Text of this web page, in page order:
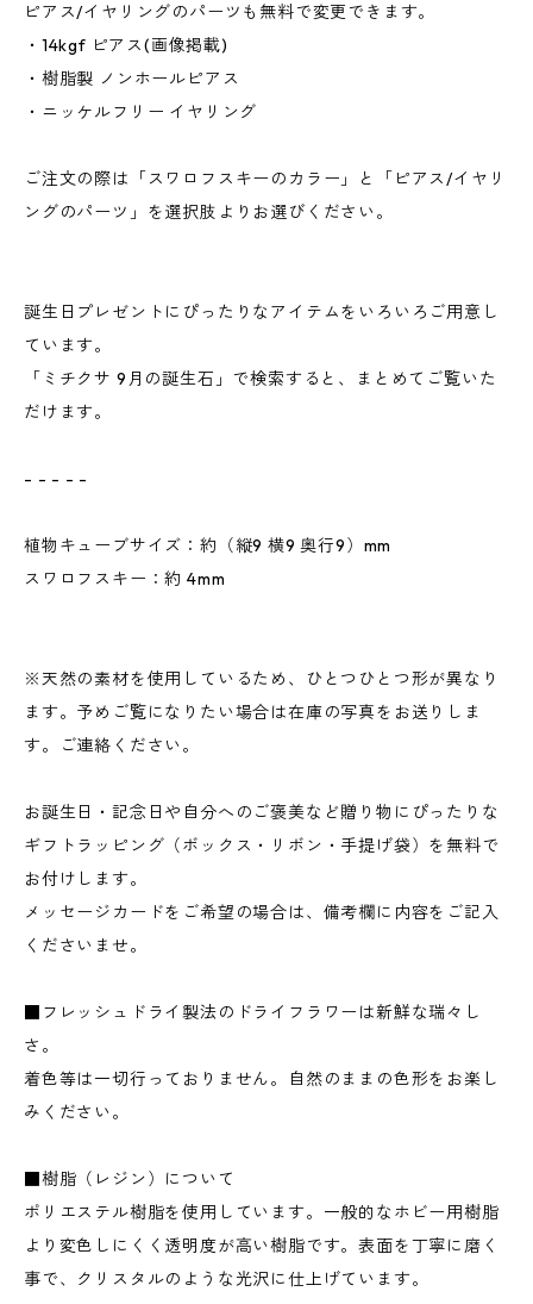
ピアス/イヤリングのパーツも無料で変更できます。
・14kgf ピアス(画像掲載)
・樹脂製 ノンホールピアス
・ニッケルフリー イヤリング
ご注文の際は「スワロフスキーのカラー」と「ピアス/イヤリ
ングのパーツ」を選択肢よりお選びください。
誕生日プレゼントにぴったりなアイテムをいろいろご用意し
ています。
「ミチクサ 9月の誕生石」で検索すると、まとめてご覧いた
だけます。
- - - - -
植物キューブサイズ：約（縦9 横9 奥行9）mm
スワロフスキー：約 4mm
※天然の素材を使用しているため、ひとつひとつ形が異なり
ます。予めご覧になりたい場合は在庫の写真をお送りしま
す。ご連絡ください。
お誕生日・記念日や自分へのご褒美など贈り物にぴったりな
ギフトラッピング（ボックス・リボン・手提げ袋）を無料で
お付けします。
メッセージカードをご希望の場合は、備考欄に内容をご記入
くださいませ。
■フレッシュドライ製法のドライフラワーは新鮮な瑞々し
さ。
着色等は一切行っておりません。自然のままの色形をお楽し
みください。
■樹脂（レジン）について
ポリエステル樹脂を使用しています。一般的なホビー用樹脂
より変色しにくく透明度が高い樹脂です。表面を丁寧に磨く
事で、クリスタルのような光沢に仕上げています。